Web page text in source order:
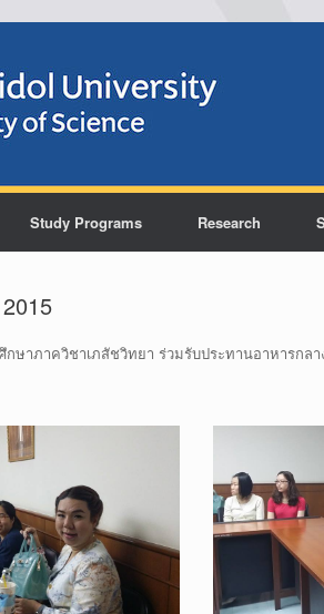
Study Programs Research
ษาภาควิชาเภสัชวิทยา ร่วมรับประทานอาหารกล